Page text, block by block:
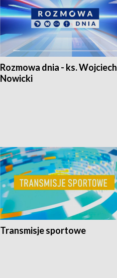
Rozmowa dnia - ks. Wojciech
Nowicki
Transmisje sportowe